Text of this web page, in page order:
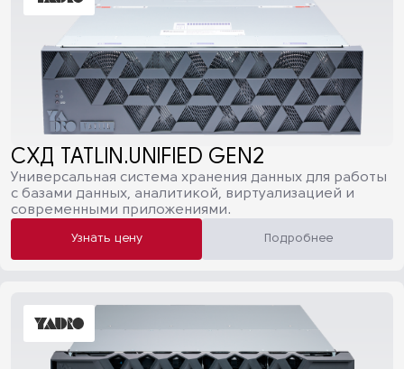
СХД TATLIN.UNIFIED GEN2
Универсальная система хранения данных для работы
с базами данных, аналитикой, виртуализацией и
современными приложениями.
Узнать цену Подробнее